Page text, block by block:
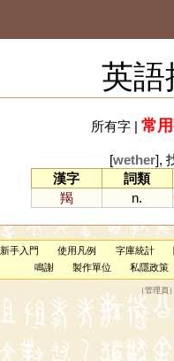
英語
所有字| 常
[wether],
漢字
詞類
羯
n.
新手入門 使用凡例 字庫統計
鳴謝
製作單位 私隱政策
（管理員 ）